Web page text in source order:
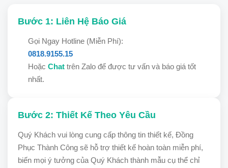
Bước 1: Liên Hệ Báo Giá
Gọi Ngay Hotline (Miễn Phí):
0818.9155.15
Hoặc Chat trên Zalo để được tư vấn và báo giá tốt
nhất.
Bước 2: Thiết Kế Theo Yêu Cầu
Quý Khách vui lòng cung cấp thông tin thiết kế, Đồng
Phục Thành Công sẽ hỗ trợ thiết kế hoàn toàn miễn phí,
biến mọi ý tưởng của Quý Khách thành mẫu cụ thể chỉ